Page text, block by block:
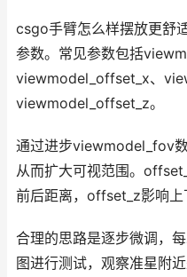
csgo手臂怎么样摆放更舒
参数。常见参数包括
viewmodel_offset_x、
viewmodel_offset_z。
通过进步viewmodel_fov
从而扩大可视范围。
前后距离，offset_z影响上
合理的思路是逐步微调，
图进行测试，观察准星附